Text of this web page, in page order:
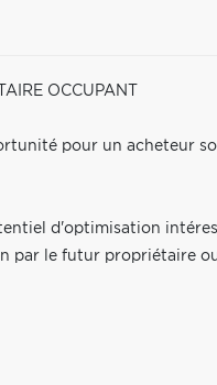
OCCUPANT
pour un acheteur
d'optimisation
par le futur propriétaire